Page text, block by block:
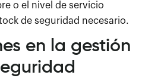
o el nivel de servicio
de seguridad necesario.
en la gestión